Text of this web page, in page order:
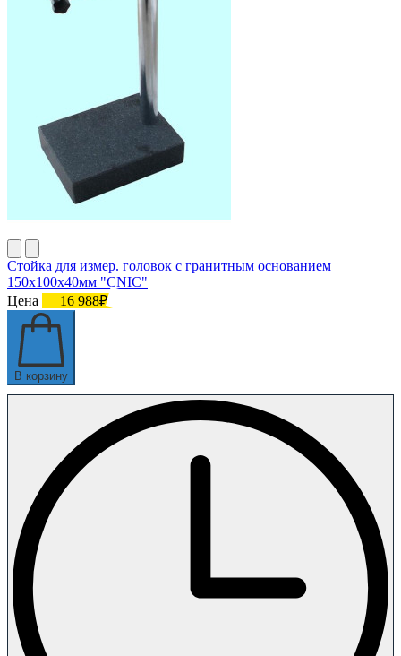
Стойка для измер. головок с гранитным основанием
150х100х40мм "CNIC"
Цена
16 988₽
В корзину